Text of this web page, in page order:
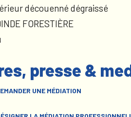
découenné dégraissé
FORESTIÈRE
presse &
UNE MÉDIATION